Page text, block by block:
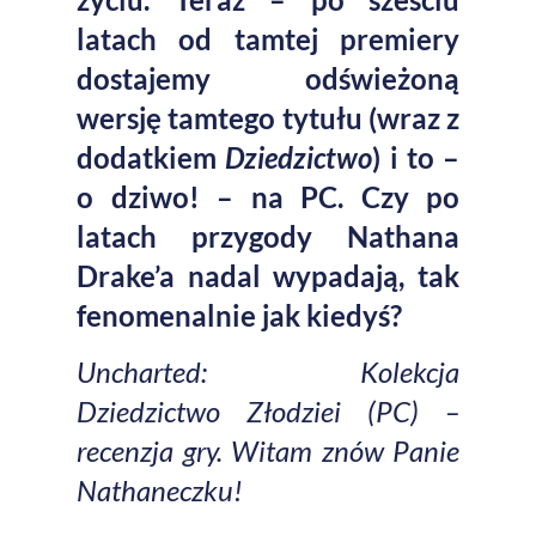
latach od tamtej premiery
dostajemy odświeżoną
wersję tamtego tytułu (wraz z
dodatkiem Dziedzictwo) i to –
o dziwo! – na PC. Czy po
latach przygody Nathana
Drake’a nadal wypadają, tak
fenomenalnie jak kiedyś?
Uncharted: Kolekcja
Dziedzictwo Złodziei (PC) –
recenzja gry. Witam znów Panie
Nathaneczku!